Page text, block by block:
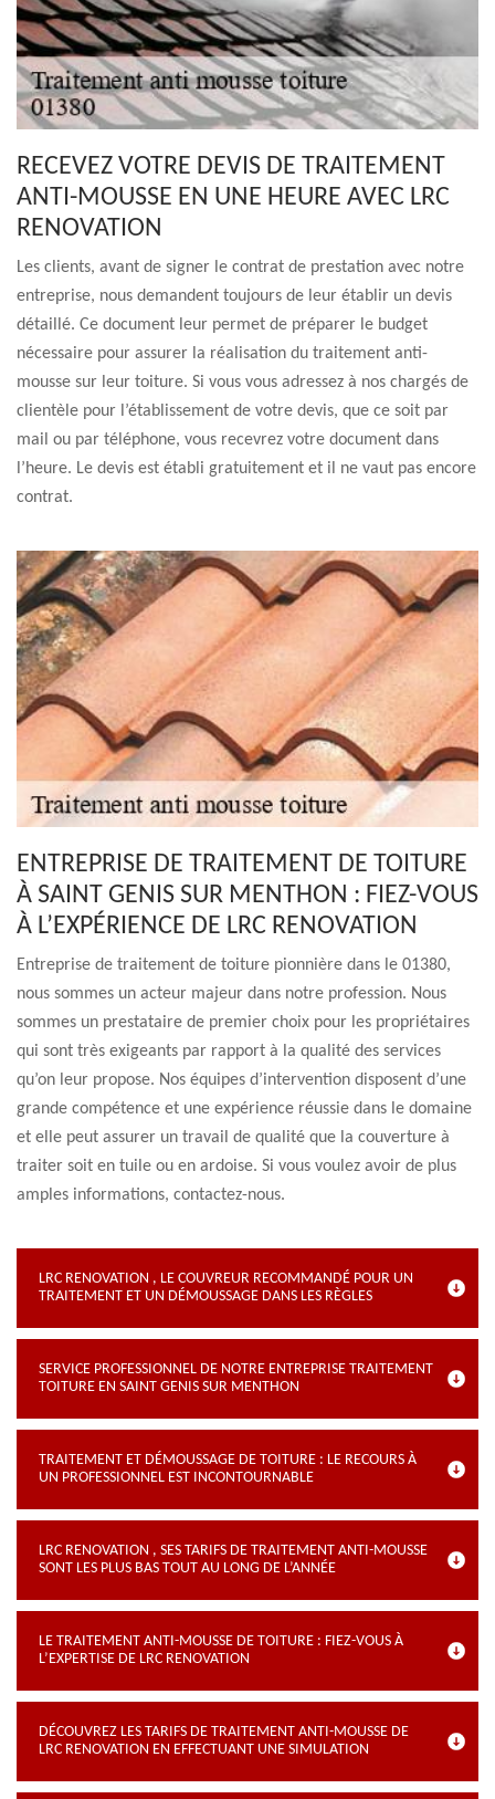
RECEVEZ VOTRE DEVIS DE TRAITEMENT
ANTI-MOUSSE EN UNE HEURE AVEC LRC
RENOVATION
Les clients, avant de signer le contrat de prestation avec notre
entreprise, nous demandent toujours de leur établir un devis
détaillé. Ce document leur permet de préparer le budget
nécessaire pour assurer la réalisation du traitement anti-
mousse sur leur toiture. Si vous vous adressez à nos chargés de
clientèle pour l’établissement de votre devis, que ce soit par
mail ou par téléphone, vous recevrez votre document dans
l’heure. Le devis est établi gratuitement et il ne vaut pas encore
contrat.
ENTREPRISE DE TRAITEMENT DE TOITURE
À SAINT GENIS SUR MENTHON : FIEZ-VOUS
À L’EXPÉRIENCE DE LRC RENOVATION
Entreprise de traitement de toiture pionnière dans le 01380,
nous sommes un acteur majeur dans notre profession. Nous
sommes un prestataire de premier choix pour les propriétaires
qui sont très exigeants par rapport à la qualité des services
qu’on leur propose. Nos équipes d’intervention disposent d’une
grande compétence et une expérience réussie dans le domaine
et elle peut assurer un travail de qualité que la couverture à
traiter soit en tuile ou en ardoise. Si vous voulez avoir de plus
amples informations, contactez-nous.
LRC RENOVATION , LE COUVREUR RECOMMANDÉ POUR UN
TRAITEMENT ET UN DÉMOUSSAGE DANS LES RÈGLES
SERVICE PROFESSIONNEL DE NOTRE ENTREPRISE TRAITEMENT
TOITURE EN SAINT GENIS SUR MENTHON
TRAITEMENT ET DÉMOUSSAGE DE TOITURE : LE RECOURS À
UN PROFESSIONNEL EST INCONTOURNABLE
LRC RENOVATION , SES TARIFS DE TRAITEMENT ANTI-MOUSSE
SONT LES PLUS BAS TOUT AU LONG DE L’ANNÉE
LE TRAITEMENT ANTI-MOUSSE DE TOITURE : FIEZ-VOUS À
L’EXPERTISE DE LRC RENOVATION
DÉCOUVREZ LES TARIFS DE TRAITEMENT ANTI-MOUSSE DE
LRC RENOVATION EN EFFECTUANT UNE SIMULATION